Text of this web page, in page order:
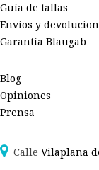
Guía de tallas
Envíos y
Garantía Blaugab
Blog
Opiniones
Prensa
Calle Vilaplana